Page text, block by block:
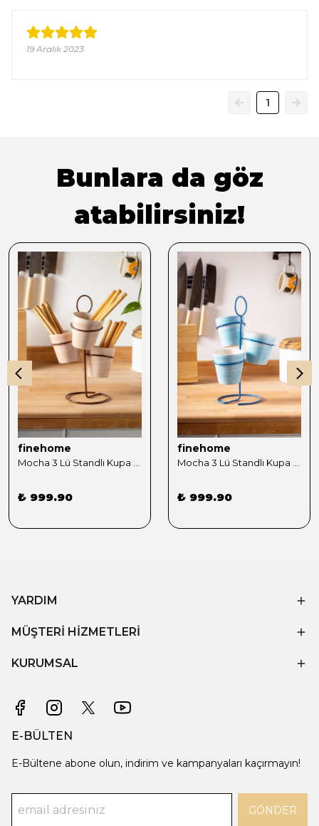
19 Aralık 2023
1
Bunlara da göz
atabilirsiniz!
finehome
₺ 999.90
finehome
₺ 999.90
YARDIM
MÜŞTERİ HİZMETLERİ
KURUMSAL
E-BÜLTEN
E-Bültene abone olun, indirim ve kampanyaları kaçırmayın!
GÖNDER